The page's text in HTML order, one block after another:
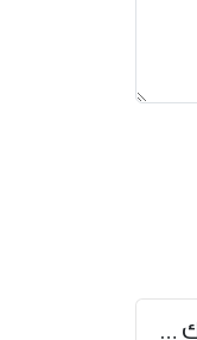
حننت إلى ريّا ونفسك باعدت … مزارك من ريّا وشعباكما معا